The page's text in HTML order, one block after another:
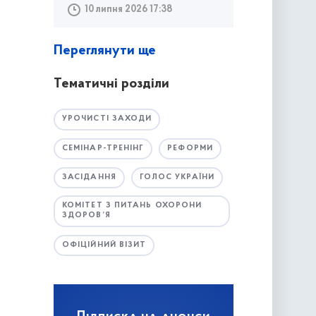
10 липня 2026 17:38
Переглянути ще
Тематичні розділи
УРОЧИСТІ ЗАХОДИ
СЕМІНАР-ТРЕНІНГ РЕФОРМИ
ЗАСІДАННЯ ГОЛОС УКРАЇНИ
КОМІТЕТ З ПИТАНЬ ОХОРОНИ
ЗДОРОВ’Я
ОФІЦІЙНИЙ ВІЗИТ